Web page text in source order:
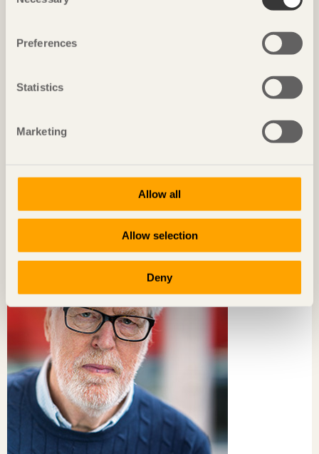
Preferences
Statistics
Marketing
Allow all
Allow selection
Deny
Forskare, Norsk Treteknisk Institutt